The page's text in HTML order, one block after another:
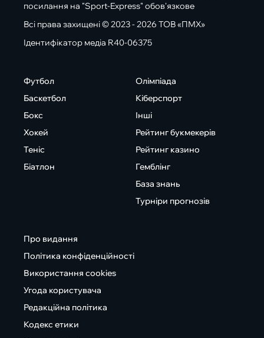
посилання на "Sport-Express" обов'язкове
Всі права захищені © 2023 - 2026 ТОВ «ПМХ»
Ідентифікатор медіа R40-06375
Футбол
Баскетбол
Бокс
Хокей
Теніс
Біатлон
Олімпіада
Кіберспорт
Інші
Рейтинг букмекерів
Рейтинг казино
Гемблінг
База знань
Турніри прогнозів
Про видання
Політика конфіденційності
Використання cookies
Угода користувача
Редакційна політика
Кодекс етики